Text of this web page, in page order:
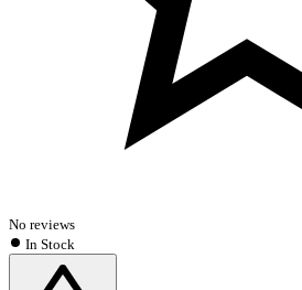
No reviews
In Stock